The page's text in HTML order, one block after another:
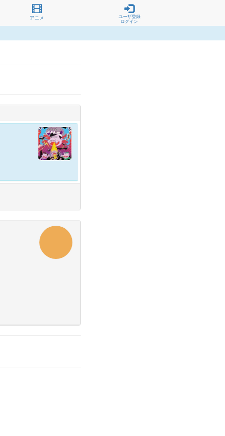
アニメ
ユーザ登録
ログイン